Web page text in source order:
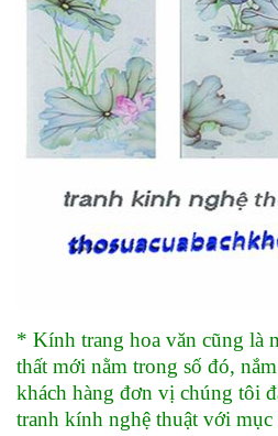
* Kính trang hoa văn cũng là
thất mới nằm trong số đó,
khách hàng đơn vị chúng tôi
tranh kính nghệ thuật với mục